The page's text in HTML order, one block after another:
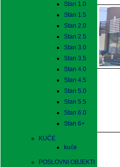
Stan 1.0
Stan 1.5
Stan 2.0
Stan 2.5
Stan 3.0
Stan 3.5
Stan 4.0
Stan 4.5
Stan 5.0
Stan 5.5
Stan 6.0
Stan 6+
KUĆE
kuće
POSLOVNI OBJEKTI